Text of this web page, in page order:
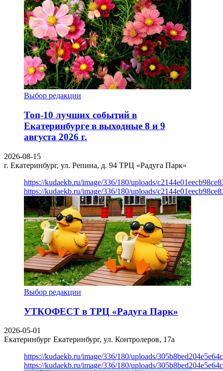
Выбор редакции
Топ-10 лучших событий в
Екатеринбурге в выходные 8 и 9
августа 2026 г.
2026-08-15
г. Екатеринбург, ул. Репина, д. 94 ТРЦ «Радуга Парк»
https://kudaekb.ru/image/336/180/uploads/
https://kudaekb.ru/image/336/180/uploads/
Выбор редакции
УТКОФЕСТ в ТРЦ «Радуга Парк»
2026-05-01
Екатеринбург Екатеринбург, ул. Контролеров, 17а
https://kudaekb.ru/image/336/180/uploads/
https://kudaekb.ru/image/336/180/uploads/